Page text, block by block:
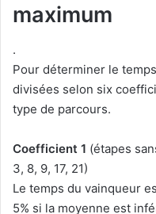
maximum
.
Pour déterminer le
divisées selon six
type de parcours.
Coefficient 1 (étapes
3, 8, 9, 17, 21)
Le temps du vainqueur
5% si la moyenne est